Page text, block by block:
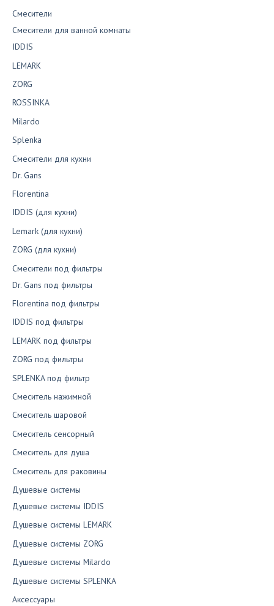
Смесители
Смесители для ванной комнаты
IDDIS
LEMARK
ZORG
ROSSINKA
Milardo
Splenka
Смесители для кухни
Dr. Gans
Florentina
IDDIS (для кухни)
Lemark (для кухни)
ZORG (для кухни)
Смесители под фильтры
Dr. Gans под фильтры
Florentina под фильтры
IDDIS под фильтры
LEMARK под фильтры
ZORG под фильтры
SPLENKA под фильтр
Смеситель нажимной
Смеситель шаровой
Смеситель сенсорный
Смеситель для душа
Смеситель для раковины
Душевые системы
Душевые системы IDDIS
Душевые системы LEMARK
Душевые системы ZORG
Душевые системы Milardo
Душевые системы SPLENKA
Аксессуары